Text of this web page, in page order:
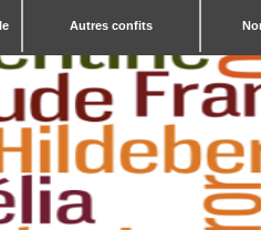
Autres confits